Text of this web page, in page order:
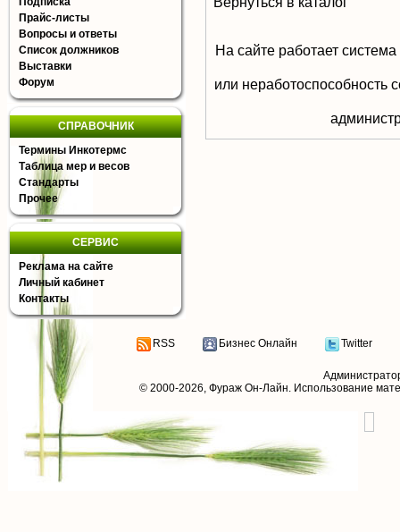
Прайс-листы
Вопросы и ответы
Список должников
Выставки
Форум
СПРАВОЧНИК
Термины Инкотермс
Таблица мер и весов
Стандарты
Прочее
СЕРВИС
Реклама на сайте
Личный кабинет
Контакты
На сайте работает
или неработоспособность
RSS Бизнес Онлайн Twitter
© 2000-2026, Фураж Он-Лайн. Использование